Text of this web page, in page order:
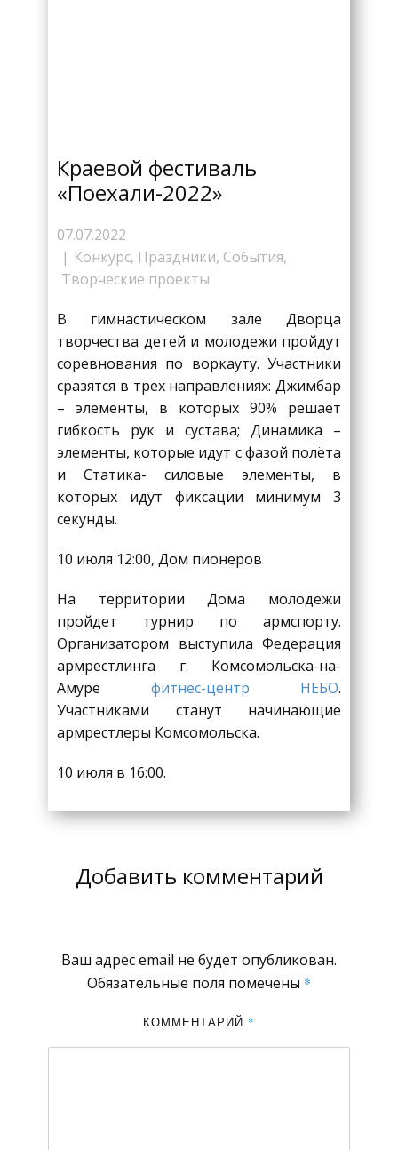
Краевой фестиваль
«Поехали-2022»
07.07.2022
Конкурс, Праздники, События,
Творческие проекты
В гимнастическом зале Дворца
творчества детей и молодежи пройдут
соревнования по воркауту. Участники
сразятся в трех направлениях: Джимбар
– элементы, в которых 90% решает
гибкость рук и сустава; Динамика –
элементы, которые идут с фазой полёта
и Статика- силовые элементы, в
которых идут фиксации минимум 3
секунды.
10 июля 12:00, Дом пионеров
На территории Дома молодежи
пройдет турнир по армспорту.
Организатором выступила Федерация
армрестлинга г. Комсомольска-на-
Амуре фитнес-центр НЕБО.
Участниками станут начинающие
армрестлеры Комсомольска.
10 июля в 16:00.
Добавить комментарий
Ваш адрес email не будет опубликован.
Обязательные поля помечены *
КОММЕНТАРИЙ *